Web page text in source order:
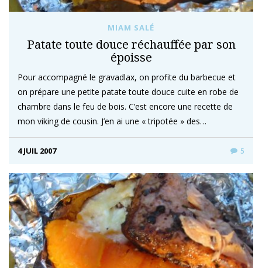
MIAM SALÉ
Patate toute douce réchauffée par son
époisse
Pour accompagné le gravadlax, on profite du barbecue et
on prépare une petite patate toute douce cuite en robe de
chambre dans le feu de bois. C’est encore une recette de
mon viking de cousin. J’en ai une « tripotée » des…
4 JUIL 2007 5